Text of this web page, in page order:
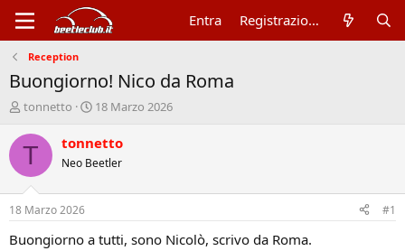
Entra Registrazione
Reception
Buongiorno! Nico da Roma
A
t
e
d
i
s
tonnetto
D
t
d
n
i
18 Marzo 2026
T tonnetto
Neo Beetler
18 Marzo 2026 #1
Buongiorno a tutti, sono Nicolò, scrivo da Roma.